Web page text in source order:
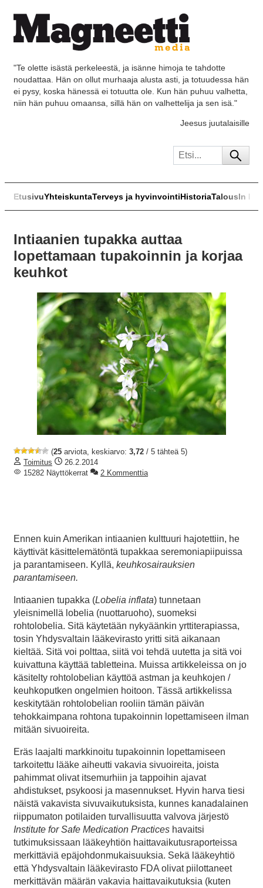
"Te olette isästä perkeleestä, ja isänne himoja te tahdotte
noudattaa. Hän on ollut murhaaja alusta asti, ja totuudessa hän
ei pysy, koska hänessä ei totuutta ole. Kun hän puhuu valhetta,
niin hän puhuu omaansa, sillä hän on valhettelija ja sen isä."
Jeesus juutalaisille
EtusivuYhteiskuntaTerveys ja hyvinvointiHistoriaTalousIn
Intiaanien tupakka auttaa
lopettamaan tupakoinnin ja korjaa
keuhkot
(25 arviota, keskiarvo: 3,72 / 5 tähteä 5)
Toimitus
26.2.2014
15282 Näyttökerrat
2 Kommenttia
Ennen kuin Amerikan intiaanien kulttuuri hajotettiin, he
käyttivät käsittelemätöntä tupakkaa seremoniapiipuissa
ja parantamiseen. Kyllä, keuhkosairauksien
parantamiseen.
Intiaanien tupakka (Lobelia inflata) tunnetaan
yleisnimellä lobelia (nuottaruoho), suomeksi
rohtolobelia. Sitä käytetään nykyäänkin yrttiterapiassa,
tosin Yhdysvaltain lääkevirasto yritti sitä aikanaan
kieltää. Sitä voi polttaa, siitä voi tehdä uutetta ja sitä voi
kuivattuna käyttää tabletteina. Muissa artikkeleissa on jo
käsitelty rohtolobelian käyttöä astman ja keuhkojen /
keuhkoputken ongelmien hoitoon. Tässä artikkelissa
keskitytään rohtolobelian rooliin tämän päivän
tehokkaimpana rohtona tupakoinnin lopettamiseen ilman
mitään sivuoireita.
Eräs laajalti markkinoitu tupakoinnin lopettamiseen
tarkoitettu lääke aiheutti vakavia sivuoireita, joista
pahimmat olivat itsemurhiin ja tappoihin ajavat
ahdistukset, psykoosi ja masennukset. Hyvin harva tiesi
näistä vakavista sivuvaikutuksista, kunnes kanadalainen
riippumaton potilaiden turvallisuutta valvova järjestö
Institute for Safe Medication Practices havaitsi
tutkimuksissaan lääkeyhtiön haittavaikutusraporteissa
merkittäviä epäjohdonmukaisuuksia. Sekä lääkeyhtiö
että Yhdysvaltain lääkevirasto FDA olivat piilottaneet
merkittävän määrän vakavia haittavaikutuksia (kuten